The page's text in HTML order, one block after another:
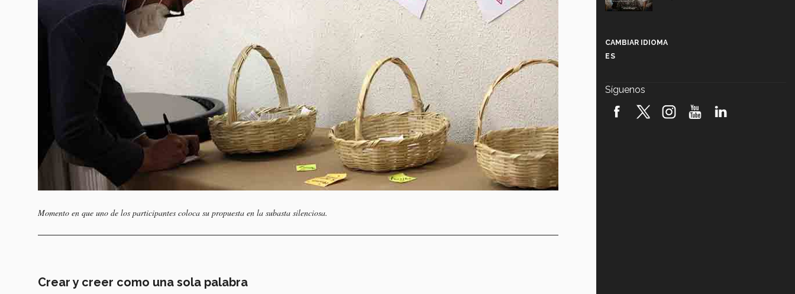
Momento en que uno de los participantes coloca su propuesta en la subasta silenciosa.
Crear y creer como una sola palabra
robótica FIRST 2026! (video)
CAMBIAR IDIOMA
ES
Síguenos